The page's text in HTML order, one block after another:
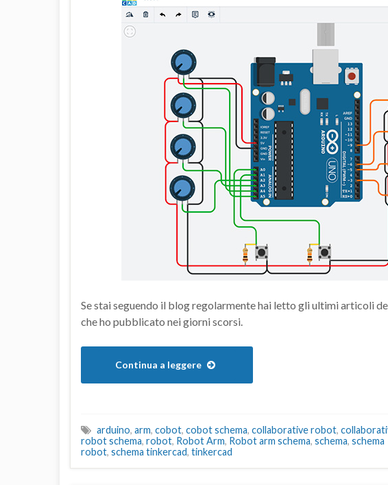
Se stai seguendo il blog regolarmente hai letto gli ultimi articoli
che ho pubblicato nei giorni scorsi.
Continua a leggere
arduino, arm, cobot, cobot schema, collaborative robot,
robot schema, robot, Robot Arm, Robot arm schema, schema, schema
robot, schema tinkercad, tinkercad